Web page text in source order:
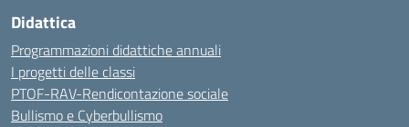
Didattica
Programmazioni didattiche annuali
I progetti delle classi
PTOF-RAV-Rendicontazione sociale
Bullismo e Cyberbullismo